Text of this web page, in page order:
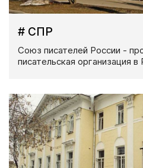
# СПР
Союз писателей России -
писательская организация в